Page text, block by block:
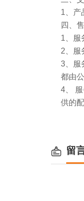
1、产
四、
1、服
2、服
3、服
都由
4、
供的
留